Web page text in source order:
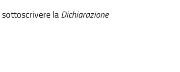
laDichiarazione